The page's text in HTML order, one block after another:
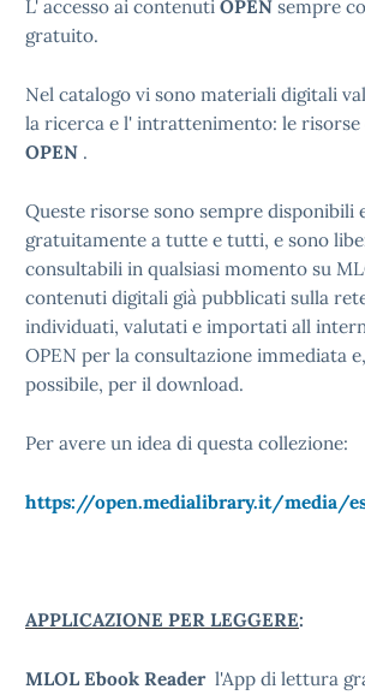
L' accesso ai contenuti OPEN sempre
gratuito.
Nel catalogo vi sono materiali digitali
la ricerca e l' intrattenimento: le risorse
OPEN .
Queste risorse sono sempre disponibili
gratuitamente a tutte e tutti, e sono
consultabili in qualsiasi momento su
contenuti digitali già pubblicati sulla
individuati, valutati e importati all
OPEN per la consultazione immediata
possibile, per il download.
Per avere un idea di questa collezione:
https://open.medialibrary.it/media/
APPLICAZIONE PER LEGGERE:
MLOL Ebook Readerl'App di lettura